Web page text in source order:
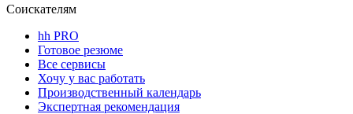
Соискателям
hh PRO
Готовое резюме
Все сервисы
Хочу у вас работать
Производственный календарь
Экспертная рекомендация